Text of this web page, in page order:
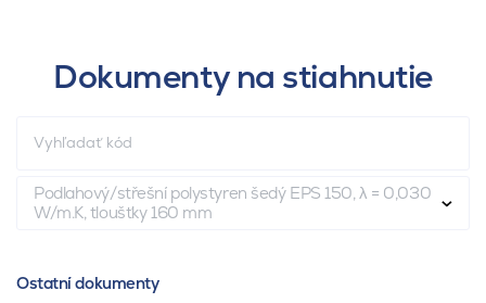
Dokumenty na stiahnutie
Podlahový/střešní polystyren šedý EPS 150, λ = 0,030
W/m.K, tloušťky 160 mm
Ostatní dokumenty